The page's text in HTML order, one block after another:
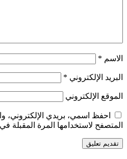
الاسم *
البريد الإلكتروني *
الموقع الإلكتروني
احفظ اسمي، بريدي الإلكتروني،
المتصفح لاستخدامها المرة المقبلة